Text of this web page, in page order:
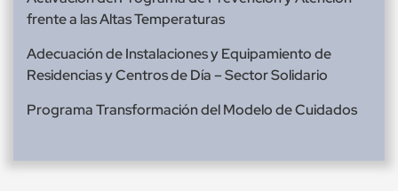
frente a las Altas Temperaturas
Adecuación de Instalaciones y Equipamiento de
Residencias y Centros de Día – Sector Solidario
Programa Transformación del Modelo de Cuidados